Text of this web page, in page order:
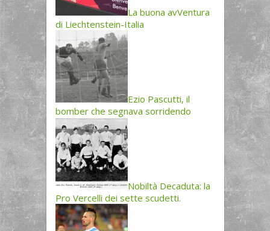
La buona avVentura
di Liechtenstein-Italia
Ezio Pascutti, il
bomber che segnava sorridendo
Nobiltà Decaduta: la
Pro Vercelli dei sette scudetti.